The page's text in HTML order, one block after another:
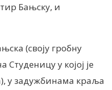
Бањску, и
(своју гробну
Студеницу у којој је
у задужбинама краља